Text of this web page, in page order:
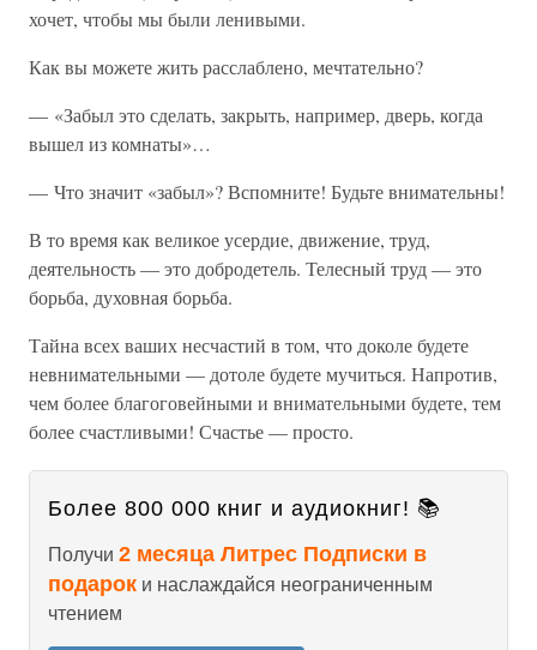
хочет, чтобы мы были ленивыми.
Как вы можете жить расслаблено, мечтательно?
— «Забыл это сделать, закрыть, например, дверь, когда
вышел из комнаты»…
— Что значит «забыл»? Вспомните! Будьте внимательны!
В то время как великое усердие, движение, труд,
деятельность — это добродетель. Телесный труд — это
борьба, духовная борьба.
Тайна всех ваших несчастий в том, что доколе будете
невнимательными — дотоле будете мучиться. Напротив,
чем более благоговейными и внимательными будете, тем
более счастливыми! Счастье — просто.
Более 800 000 книг и аудиокниг! 📚
Получи 2 месяца Литрес Подписки в
подарок и наслаждайся неограниченным
чтением